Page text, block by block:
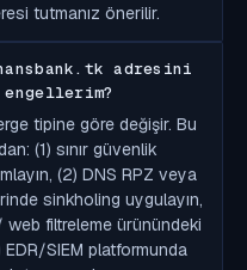
tutmanız önerilir.
adresini
engellerim?
tipine göre değişir. Bu
(1) sınır güvenlik
(2) DNS RPZ veya
sinkholing uygulayın,
filtreleme ürünündeki
SIEM platformunda